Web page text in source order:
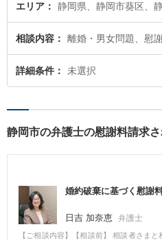
エリア
相談内容 離婚・男女問題、慰
詳細条件 未選択
静岡市の弁護士の慰謝料請求
婚約破棄に基づく慰謝
日吉 加奈恵 弁護士
【ご相談内容】【相談前】 相談者さま